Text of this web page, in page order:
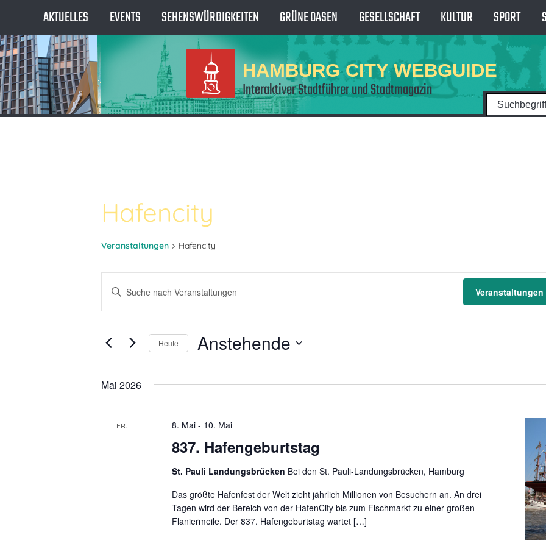
AKTUELLES EVENTS SEHENSWÜRDIGKEITEN GRÜNE OASEN GESELLSCHAFT KULTUR SPORT
HAMBURG CITY WEBGUIDE
Interaktiver Stadtführer und Stadtmagazin
Hafencity
Veranstaltungen Hafencity
Veranstaltungen
Veranstaltungen
Suche
und
Ansichten,
Bitte
Schlüsselwort
eingeben.
VeranstaltungenHeute Anstehende
Mai 2026
FR.
837. Hafengeburtstag
8. Mai- 10. Mai
St. Pauli Landungsbrücken Bei den St. Pauli-Landungsbrücken, Hamburg
Das größte Hafenfest der Welt zieht jährlich Millionen von Besuchern an. An drei
Tagen wird der Bereich von der HafenCity bis zum Fischmarkt zu einer großen
Flaniermeile. Der 837. Hafengeburtstag wartet […]